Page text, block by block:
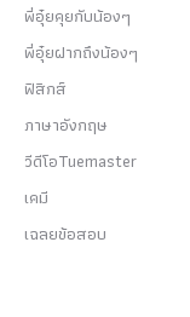
พี่อุ๋ยคุยกับน้องๆ
พี่อุ๋ยฝากถึงน้องๆ
ฟิสิกส์
ภาษาอังกฤษ
วีดีโอTuemaster
เคมี
เฉลยข้อสอบ